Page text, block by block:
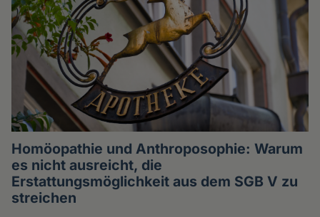
Homöopathie und Anthroposophie: Warum
es nicht ausreicht, die
Erstattungsmöglichkeit aus dem SGB V zu
streichen